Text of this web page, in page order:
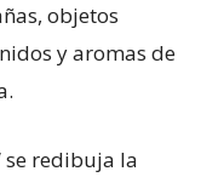
objetos
y aromas de
se redibuja la